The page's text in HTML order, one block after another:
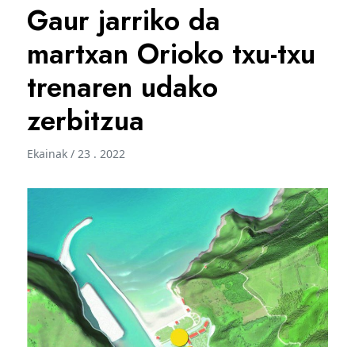
Gaur jarriko da
martxan Orioko txu-txu
trenaren udako
zerbitzua
Ekainak / 23 . 2022